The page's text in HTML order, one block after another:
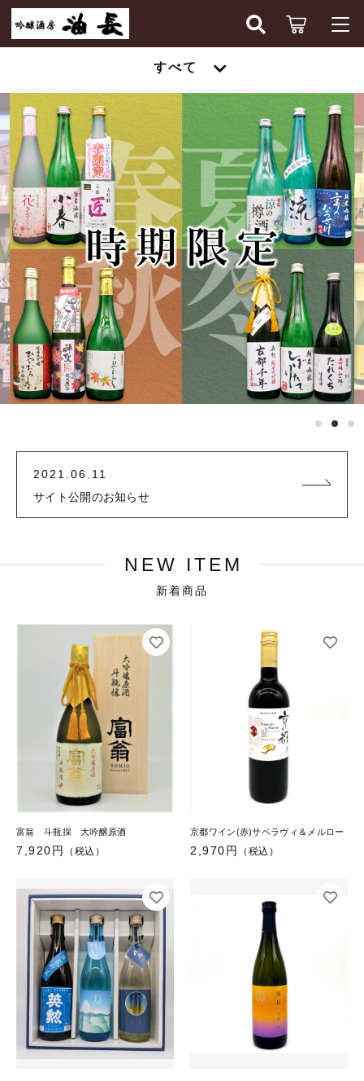
すべて
2021.06.11
サイト公開のお知らせ
NEW ITEM
新着商品
富翁 斗瓶採 大吟醸原酒
7,920円 （税込）
京都ワイン(赤)サペラヴィ＆メルロー
2,970円 （税込）
ログイン / 会員登録
お知らせ
お気に入り
時期限定
京・伏見の酒
ギフトセット
京都のワイン
新着商品
ショッピングガイド
お知らせ
ブログ
時期限定
京・伏見の酒
ギフトセット
京都のワイン
京都のビール
キーワード検索
こだわり検索
親カテゴリ
子カテゴリ
価格帯
その他
並び順